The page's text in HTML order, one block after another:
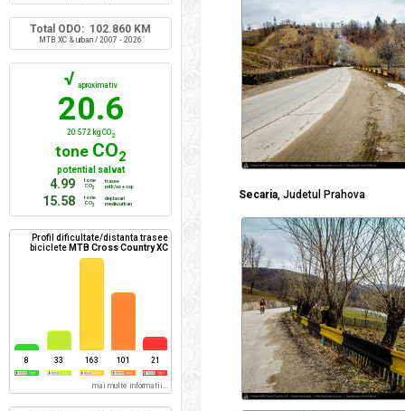
Secaria, Judetul Prahova
Total ODO: 102.860 KM
MTB XC & urban / 2007 - 2026
√ aproximativ
20.6
20 572 kg CO2
tone CO2
potential salvat
4.99
tone
CO2
trasee
mtb/xc + ssp
15.58
tone
CO2
deplasari
mediu urban
Profil dificultate/distanta trasee
biciclete MTB Cross Country XC
8 33 163 101 21
mai multe informatii...